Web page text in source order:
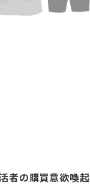
者の購買意欲喚起